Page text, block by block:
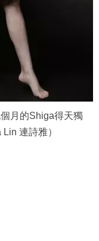
月的Shiga得天獨
連詩雅）